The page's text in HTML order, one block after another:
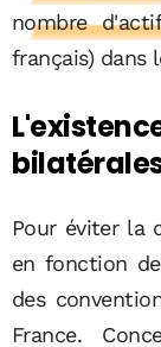
nombre
français) dans
Pour éviter la
en fonction
des
France.